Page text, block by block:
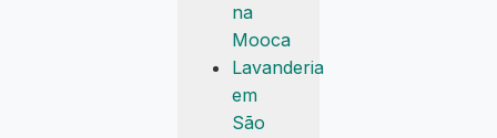
na
Mooca
Lavanderia
em
São